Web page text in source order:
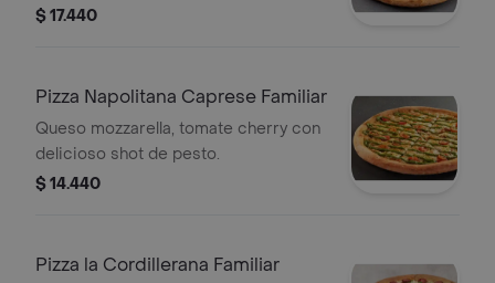
mozzarella.
$ 17.440
Pizza Napolitana Caprese Familiar
Queso mozzarella, tomate cherry con
delicioso shot de pesto.
$ 14.440
Pizza la Cordillerana Familiar